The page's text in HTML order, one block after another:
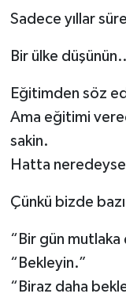
Sadece yıllar
Bir ülke
Eğitimden söz
Ama eğitimi
sakin.
Hatta
Çünkü bizde
“Bir gün mutlaka
“Bekleyin.”
“Biraz daha